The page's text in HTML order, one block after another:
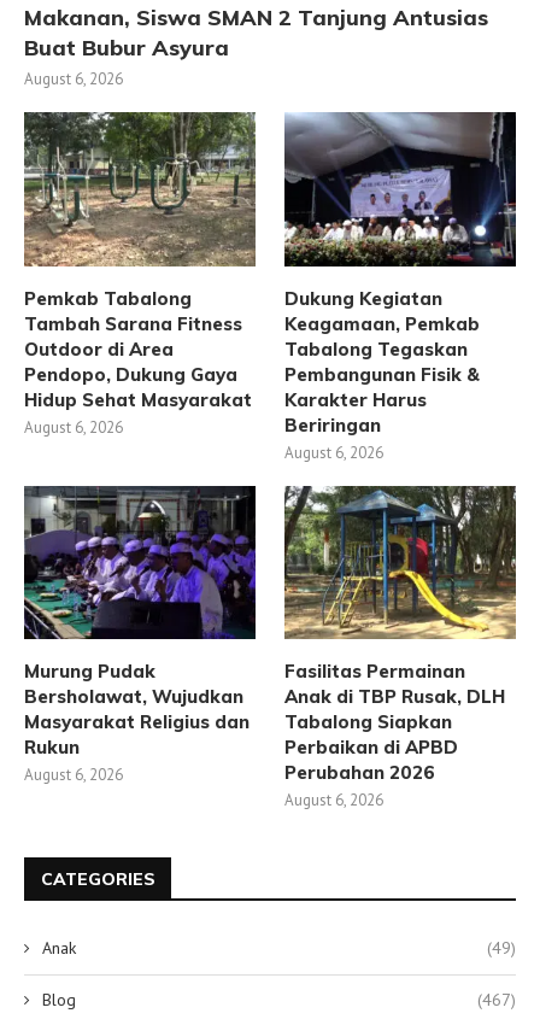
Makanan, Siswa SMAN 2 Tanjung Antusias
Buat Bubur Asyura
August 6, 2026
Pemkab Tabalong
Tambah Sarana Fitness
Outdoor di Area
Pendopo, Dukung Gaya
Hidup Sehat Masyarakat
August 6, 2026
Dukung Kegiatan
Keagamaan, Pemkab
Tabalong Tegaskan
Pembangunan Fisik &
Karakter Harus
Beriringan
August 6, 2026
Murung Pudak
Bersholawat, Wujudkan
Masyarakat Religius dan
Rukun
August 6, 2026
Fasilitas Permainan
Anak di TBP Rusak, DLH
Tabalong Siapkan
Perbaikan di APBD
Perubahan 2026
August 6, 2026
CATEGORIES
Anak (49)
Blog (467)